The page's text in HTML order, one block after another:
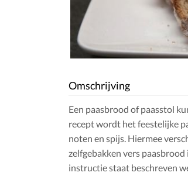
Omschrijving
Een paasbrood of paasstol
recept wordt het feestelijke
noten en spijs. Hiermee
zelfgebakken vers
instructie staat beschreven